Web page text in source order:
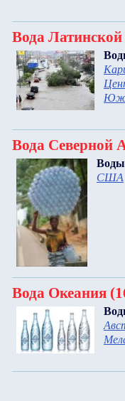
Вода
Вода Северной
США
Вода Океания